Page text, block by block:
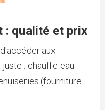
: qualité et prix
aux
: chauffe-eau
(fourniture